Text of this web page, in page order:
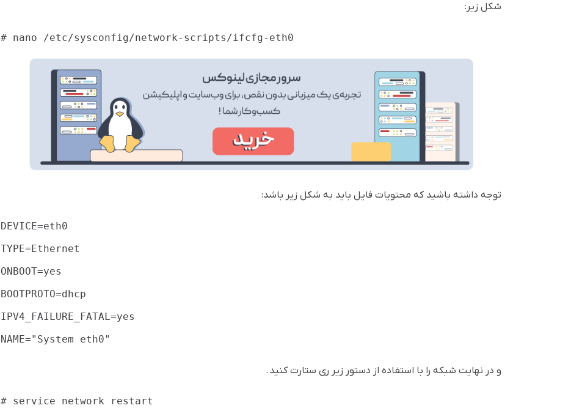
شکل زیر:
# nano /etc/sysconfig/network-scripts/ifcfg-eth0
توجه داشته باشید که محتویات فایل باید به شکل زیر باشد:
DEVICE=eth0
TYPE=Ethernet
ONBOOT=yes
BOOTPROTO=dhcp
IPV4_FAILURE_FATAL=yes
NAME="System eth0"
و در نهایت شبکه را با استفاده از دستور زیر ری ستارت کنید.
# service network restart